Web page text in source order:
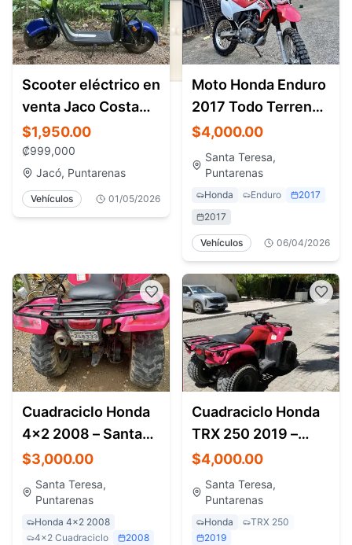
Scooter eléctrico en
venta Jaco Costa
Rica casi nuevo
$1,950.00
₡999,000
Jacó, Puntarenas
Vehículos 01/05/2026
Moto Honda Enduro
2017 Todo Terreno
– Santa Teresa
Costa Rica
$4,000.00
Santa Teresa,
Puntarenas
Honda Enduro
2017
2017
Vehículos 06/04/2026
Cuadraciclo Honda
4x2 2008 – Santa
Teresa Costa Rica
$3,000.00
Santa Teresa,
Puntarenas
Honda 4x2 2008
4x2 Cuadraciclo
2008
Cuadraciclo Honda
TRX 250 2019 –
Santa Teresa Costa
Rica
$4,000.00
Santa Teresa,
Puntarenas
Honda
TRX 250
2019